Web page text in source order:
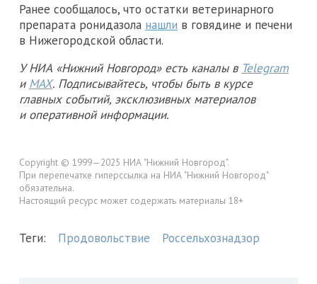
Ранее сообщалось, что остатки ветеринарного
препарата ронидазола нашли в говядине и печени
в Нижегородской области.
У НИА «Нижний Новгород» есть каналы в Telegram
и MAX. Подписывайтесь, чтобы быть в курсе
главных событий, эксклюзивных материалов
и оперативной информации.
Copyright © 1999—2025 НИА "Нижний Новгород".
При перепечатке гиперссылка на НИА "Нижний Новгород"
обязательна.
Настоящий ресурс может содержать материалы 18+
Теги: Продовольствие Россельхознадзор